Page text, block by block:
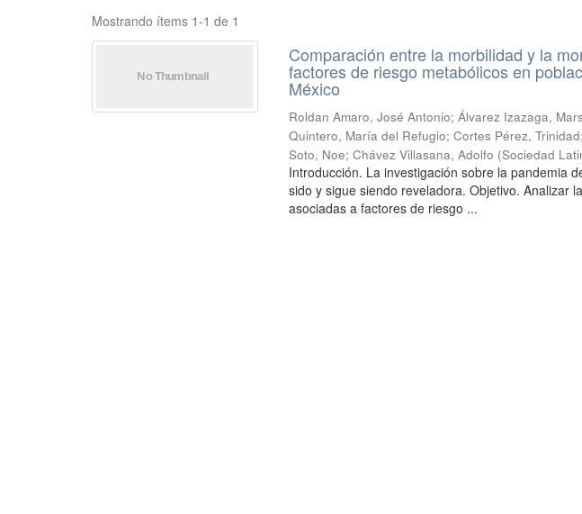
Mostrando ítems 1-1 de 1
Comparación entre la morbilidad y la
factores de riesgo metabólicos en
México
Roldan Amaro, José Antonio;Álvarez Izazaga,
Quintero, María del Refugio;Cortes Pérez, Trinidad;
Soto, Noe;Chávez Villasana, Adolfo (Sociedad
Introducción. La investigación sobre la pandemia
sido y sigue siendo reveladora. Objetivo. Analizar
asociadas a factores de riesgo ...